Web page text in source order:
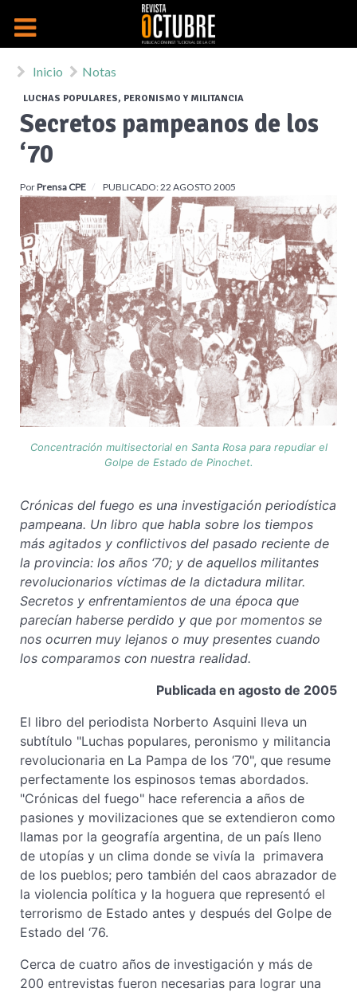
Inicio Notas
LUCHAS POPULARES, PERONISMO Y MILITANCIA
Secretos pampeanos de los
‘70
PorPrensa CPE PUBLICADO: 22 AGOSTO 2005
Concentración multisectorial en Santa Rosa para repudiar el
Golpe de Estado de Pinochet.
Crónicas del fuego es una investigación periodística
pampeana. Un libro que habla sobre los tiempos
más agitados y conflictivos del pasado reciente de
la provincia: los años ‘70; y de aquellos militantes
revolucionarios víctimas de la dictadura militar.
Secretos y enfrentamientos de una época que
parecían haberse perdido y que por momentos se
nos ocurren muy lejanos o muy presentes cuando
los comparamos con nuestra realidad.
Publicada en agosto de 2005
El libro del periodista Norberto Asquini lleva un
subtítulo "Luchas populares, peronismo y militancia
revolucionaria en La Pampa de los ‘70", que resume
perfectamente los espinosos temas abordados.
"Crónicas del fuego" hace referencia a años de
pasiones y movilizaciones que se extendieron como
llamas por la geografía argentina, de un país lleno
de utopías y un clima donde se vivía la primavera
de los pueblos; pero también del caos abrazador de
la violencia política y la hoguera que representó el
terrorismo de Estado antes y después del Golpe de
Estado del ‘76.
Cerca de cuatro años de investigación y más de
200 entrevistas fueron necesarias para lograr una